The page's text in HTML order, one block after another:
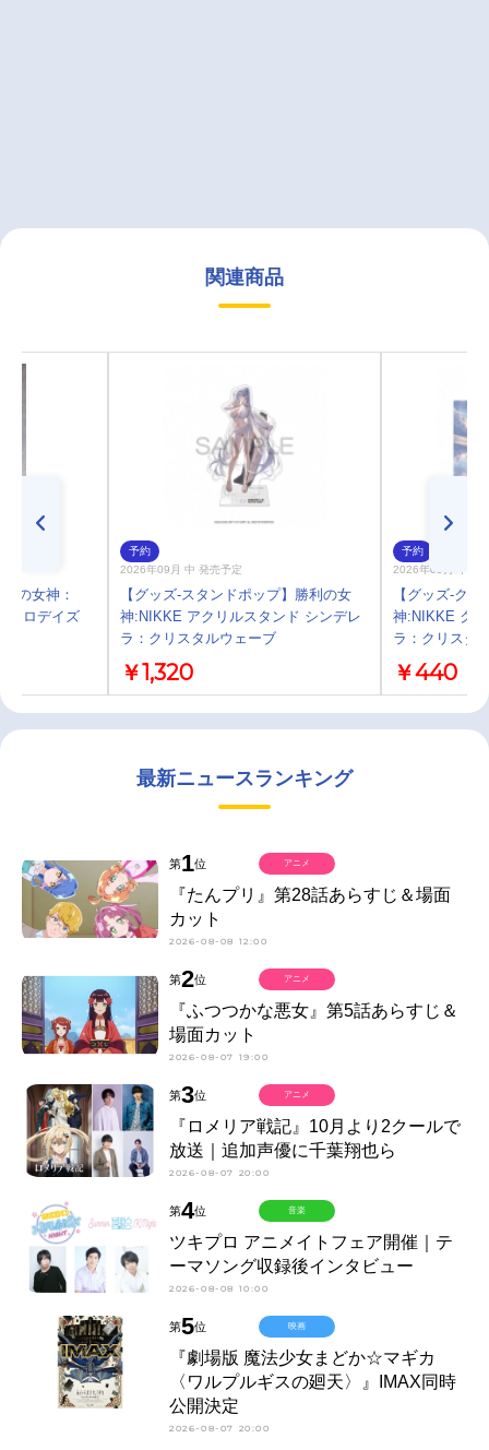
関連商品
の女神：
トロデイズ
予約
2026年09月 中 発売予定
【グッズ-スタンドポップ】勝利の女
神:NIKKE アクリルスタンド シンデレ
ラ：クリスタルウェーブ
￥1,320
予約
2026年09月 中 発
【グッズ-ク
神:NIKKE ク
ラ：クリスタ
￥440
最新ニュースランキング
第1位
『たんプリ』第28話あらすじ＆場面
カット
2026-08-08 12:00
アニメ
第2位
『ふつつかな悪女』第5話あらすじ＆
場面カット
2026-08-07 19:00
アニメ
第3位
『ロメリア戦記』10月より2クールで
放送｜追加声優に千葉翔也ら
2026-08-07 20:00
アニメ
第4位
ツキプロ アニメイトフェア開催｜テ
ーマソング収録後インタビュー
2026-08-08 10:00
音楽
第5位
『劇場版 魔法少女まどか☆マギカ
〈ワルプルギスの廻天〉』IMAX同時
公開決定
2026-08-07 20:00
映画